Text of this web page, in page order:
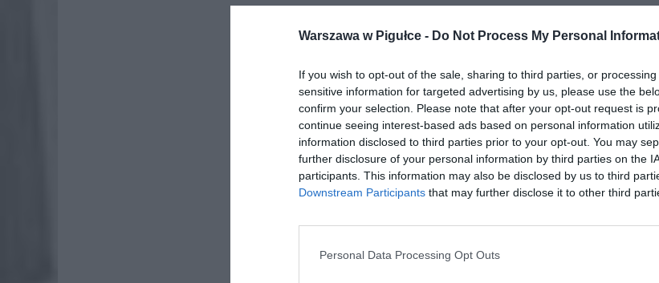
Warszawa w Pigułce - Do Not Process My Personal
If you wish to opt-out of the sale, sharing to third parties, or
sensitive information for targeted advertising by us, please use the
confirm your selection. Please note that after your opt-out request is
continue seeing interest-based ads based on personal information
information disclosed to third parties prior to your opt-out. You may
further disclosure of your personal information by third parties on the
participants. This information may also be disclosed by us to third
Downstream Participants that may further disclose it to other third
Personal Data Processing Opt Outs